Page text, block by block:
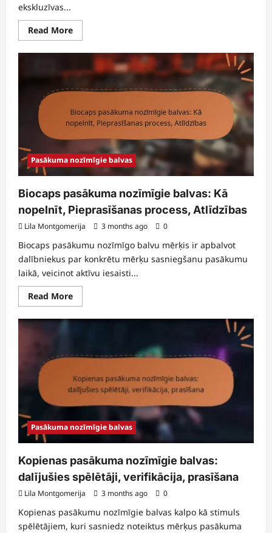
ekskluzīvas...
Read MoreRead
more
Sezonālie
dāvanu
kodi:
piedāvājumi,
priekšmeti
Pasākuma nozīmīgie balvas
Biocaps pasākuma nozīmīgie balvas: Kā
nopelnīt, Pieprasīšanas process, Atlīdzības
Lila Montgomerija 3 months ago 0
Biocaps pasākumu nozīmīgo balvu mērķis ir apbalvot
dalībniekus par konkrētu mērķu sasniegšanu pasākumu
laikā, veicinot aktīvu iesaisti...
Read MoreRead
more
Biocaps
Kā
process,
Atlīdzības
Pasākuma nozīmīgie balvas
Kopienas pasākuma nozīmīgie balvas:
dalījušies spēlētāji, verifikācija, prasīšana
Lila Montgomerija 3 months ago 0
Kopienas pasākumu nozīmīgie balvas kalpo kā stimuls
spēlētājiem, kuri sasniedz noteiktus mērķus pasākuma